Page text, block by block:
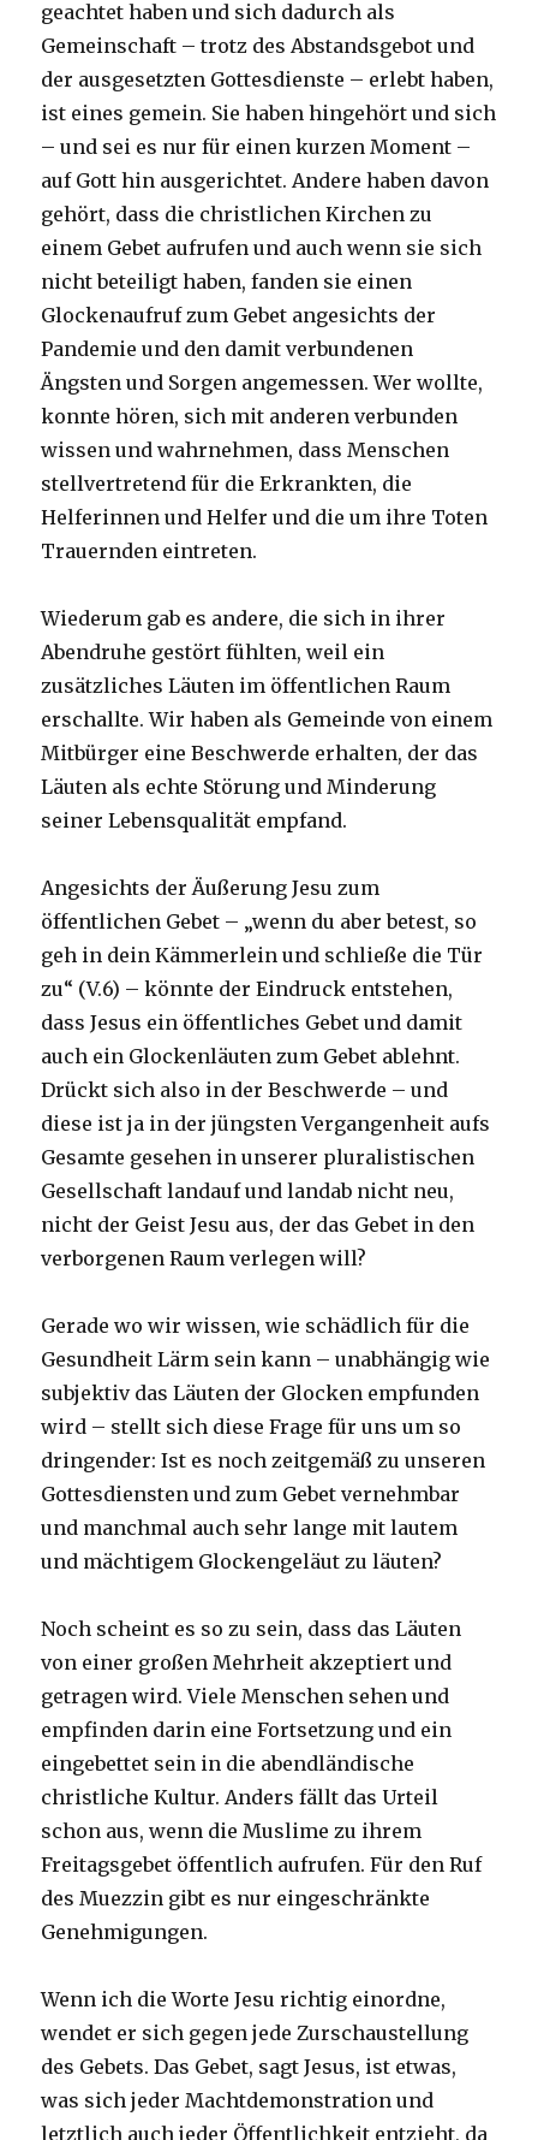
geachtet haben und sich dadurch als
Gemeinschaft – trotz des Abstandsgebot und
der ausgesetzten Gottesdienste – erlebt haben,
ist eines gemein. Sie haben hingehört und sich
– und sei es nur für einen kurzen Moment –
auf Gott hin ausgerichtet. Andere haben davon
gehört, dass die christlichen Kirchen zu
einem Gebet aufrufen und auch wenn sie sich
nicht beteiligt haben, fanden sie einen
Glockenaufruf zum Gebet angesichts der
Pandemie und den damit verbundenen
Ängsten und Sorgen angemessen. Wer wollte,
konnte hören, sich mit anderen verbunden
wissen und wahrnehmen, dass Menschen
stellvertretend für die Erkrankten, die
Helferinnen und Helfer und die um ihre Toten
Trauernden eintreten.
Wiederum gab es andere, die sich in ihrer
Abendruhe gestört fühlten, weil ein
zusätzliches Läuten im öffentlichen Raum
erschallte. Wir haben als Gemeinde von einem
Mitbürger eine Beschwerde erhalten, der das
Läuten als echte Störung und Minderung
seiner Lebensqualität empfand.
Angesichts der Äußerung Jesu zum
öffentlichen Gebet – „wenn du aber betest, so
geh in dein Kämmerlein und schließe die Tür
zu“ (V.6) – könnte der Eindruck entstehen,
dass Jesus ein öffentliches Gebet und damit
auch ein Glockenläuten zum Gebet ablehnt.
Drückt sich also in der Beschwerde – und
diese ist ja in der jüngsten Vergangenheit aufs
Gesamte gesehen in unserer pluralistischen
Gesellschaft landauf und landab nicht neu,
nicht der Geist Jesu aus, der das Gebet in den
verborgenen Raum verlegen will?
Gerade wo wir wissen, wie schädlich für die
Gesundheit Lärm sein kann – unabhängig wie
subjektiv das Läuten der Glocken empfunden
wird – stellt sich diese Frage für uns um so
dringender: Ist es noch zeitgemäß zu unseren
Gottesdiensten und zum Gebet vernehmbar
und manchmal auch sehr lange mit lautem
und mächtigem Glockengeläut zu läuten?
Noch scheint es so zu sein, dass das Läuten
von einer großen Mehrheit akzeptiert und
getragen wird. Viele Menschen sehen und
empfinden darin eine Fortsetzung und ein
eingebettet sein in die abendländische
christliche Kultur. Anders fällt das Urteil
schon aus, wenn die Muslime zu ihrem
Freitagsgebet öffentlich aufrufen. Für den Ruf
des Muezzin gibt es nur eingeschränkte
Genehmigungen.
Wenn ich die Worte Jesu richtig einordne,
wendet er sich gegen jede Zurschaustellung
des Gebets. Das Gebet, sagt Jesus, ist etwas,
was sich jeder Machtdemonstration und
letztlich auch jeder Öffentlichkeit entzieht, da